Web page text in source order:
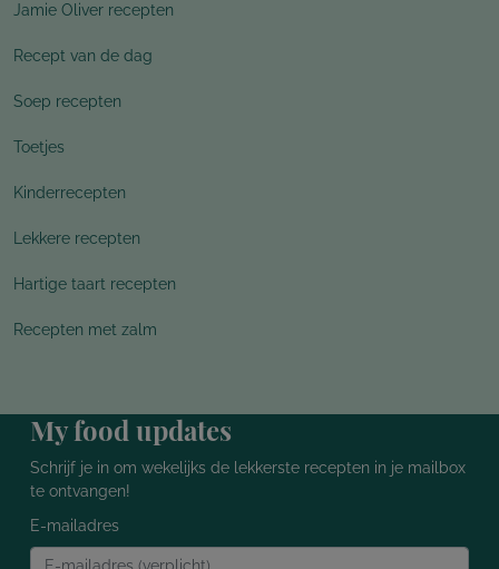
Jamie Oliver recepten
Recept van de dag
Soep recepten
Toetjes
Kinderrecepten
Lekkere recepten
Hartige taart recepten
Recepten met zalm
My food updates
Schrijf je in om wekelijks de lekkerste recepten in je mailbox
te ontvangen!
E-mailadres